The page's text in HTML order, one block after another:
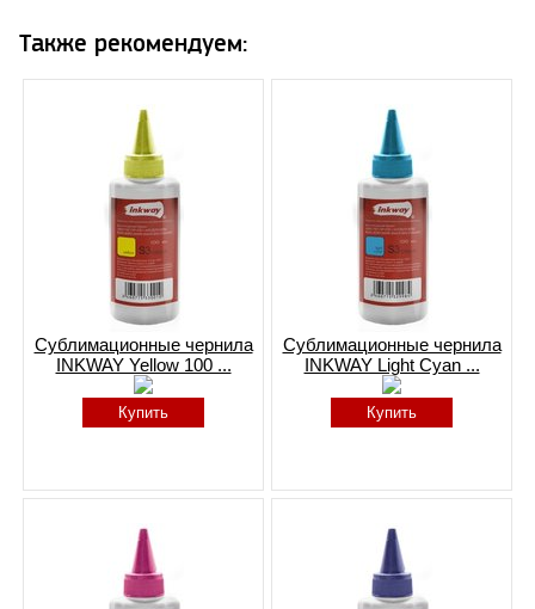
Также рекомендуем:
Сублимационные чернила
INKWAY Yellow 100 ...
Купить
Сублимационные чернила
INKWAY Light Cyan ...
Купить